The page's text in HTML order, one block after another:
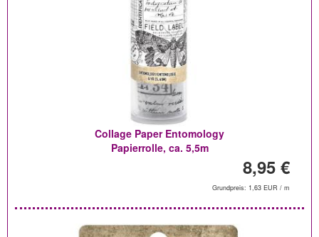
Collage Paper Entomology
Papierrolle, ca. 5,5m
8,95 €
Grundpreis: 1,63 EUR / m